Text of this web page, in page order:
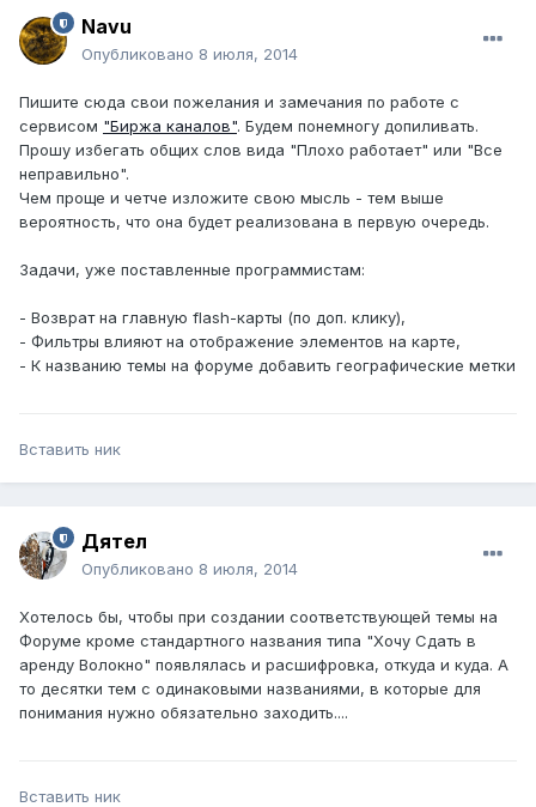
Navu
Опубликовано 8 июля, 2014
Пишите сюда свои пожелания и замечания по работе с
сервисом "Биржа каналов". Будем понемногу допиливать.
Прошу избегать общих слов вида "Плохо работает" или "Все
неправильно".
Чем проще и четче изложите свою мысль - тем выше
вероятность, что она будет реализована в первую очередь.
Задачи, уже поставленные программистам:
- Возврат на главную flash-карты (по доп. клику),
- Фильтры влияют на отображение элементов на карте,
- К названию темы на форуме добавить географические метки
Вставить ник
Дятел
Опубликовано 8 июля, 2014
Хотелось бы, чтобы при создании соответствующей темы на
Форуме кроме стандартного названия типа "Хочу Сдать в
аренду Волокно" появлялась и расшифровка, откуда и куда. А
то десятки тем с одинаковыми названиями, в которые для
понимания нужно обязательно заходить....
Вставить ник